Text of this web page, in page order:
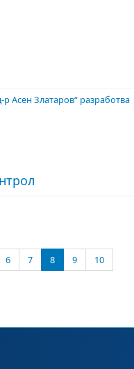
Асен Златаров“ разработва
6 7 8 9 10